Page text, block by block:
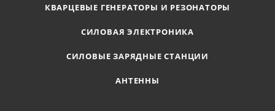
КВАРЦЕВЫЕ ГЕНЕРАТОРЫ И РЕЗОНАТОРЫ
СИЛОВАЯ ЭЛЕКТРОНИКА
СИЛОВЫЕ ЗАРЯДНЫЕ СТАНЦИИ
АНТЕННЫ